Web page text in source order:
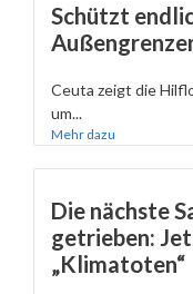
Schützt
Ceuta zeigt die
um...
Mehr dazu
Die nächste
getrieben:
„Klimatoten“